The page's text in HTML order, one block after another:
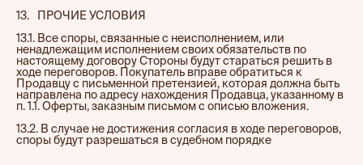
13.⠀ПРОЧИЕ УСЛОВИЯ
13.1. Все споры, связанные с неисполнением, или
ненадлежащим исполнением своих обязательств по
настоящему договору Стороны будут стараться решить в
ходе переговоров. Покупатель вправе обратиться к
Продавцу с письменной претензией, которая должна быть
направлена по адресу нахождения Продавца, указанному в
п. 1.1. Оферты, заказным письмом с описью вложения.
13.2. В случае не достижения согласия в ходе переговоров,
споры будут разрешаться в судебном порядке